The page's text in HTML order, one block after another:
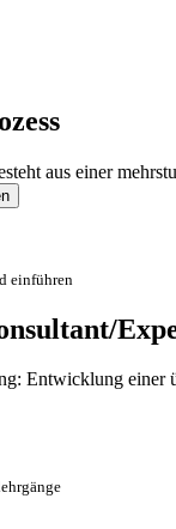
aus einer
einführen
Entwicklung einer